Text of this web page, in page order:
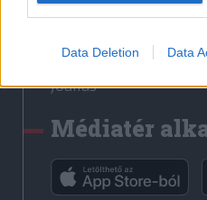
Data Deletion Data
Főtér
Rádió GaGa
Jóállás
Médiatér